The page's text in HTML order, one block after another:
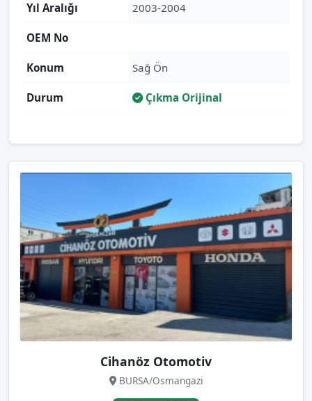
Yıl Aralığı 2003-2004
OEM No
Konum Sağ Ön
Durum Çıkma Orijinal
Cihanöz Otomotiv
BURSA/Osmangazi